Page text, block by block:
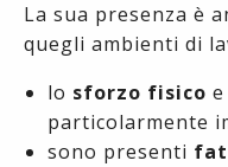
La sua presenza è
quegli ambienti di
lo sforzo fisico
particolarmente
sono presenti